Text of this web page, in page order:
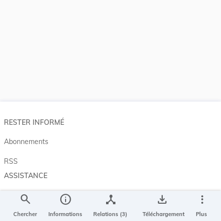
search
Chercher
info
Informations
device_hub
Relations (3)
save_alt
Téléchargement
more_vert
Plus
RESTER INFORMÉ
Abonnements
RSS
ASSISTANCE
Aide et à propos
Projet Casemates